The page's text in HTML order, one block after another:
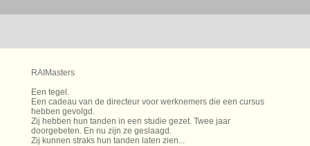
RAIMasters
Een tegel.
Een cadeau van de directeur voor werknemers die een cursus
hebben gevolgd.
Zij hebben hun tanden in een studie gezet. Twee jaar
doorgebeten. En nu zijn ze geslaagd.
Zij kunnen straks hun tanden laten zien...